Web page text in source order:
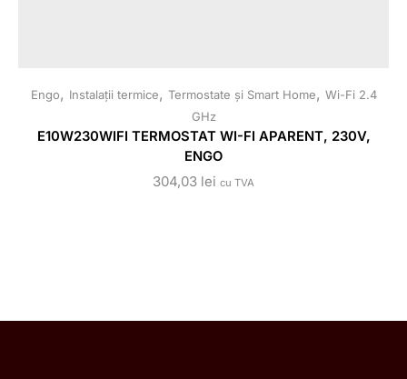
Engo, Instalații termice, Termostate și Smart Home, Wi-Fi 2.4
GHz
E10W230WIFI TERMOSTAT WI-FI APARENT, 230V,
ENGO
304,03 lei cu TVA